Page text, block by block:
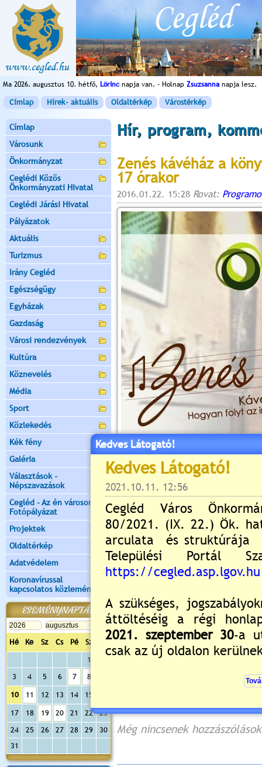
Ma 2026. augusztus 10. hétfő, Lörinc napja van. - Holnap Zsuzsannanapja lesz.
Címlap Hírek- aktuális Oldaltérkép Várostérkép
Címlap
Városunk
Önkormányzat
Ceglédi Közös
Önkormányzati Hivatal
Ceglédi Járási Hivatal
Pályázatok
Aktuális
Turizmus
Irány Cegléd
Egészségügy
Egyházak
Gazdaság
Városi rendezvények
Kultúra
Köznevelés
Média
Sport
Közlekedés
Kék fény
Galéria
Választások -
Népszavazások
Cegléd - Az én városom -
Fotópályázat
Projektek
Oldaltérkép
Adatvédelem
Koronavírussal
kapcsolatos közlemények
ESEMÉNYNAPTÁR
Hé Ke Sz Cs Pé Sz
Va
1
3
4 5 6 7 8
10 11 12 13 14 15
17 18 19 20 21 22
23
24
25 26 27 28 29
30
31
Hír, program,
Zenés kávéház a
17 órakor
2016.01.22. 15:28 Rovat:
Értékelés: 2.33/6
Még nincsenek hozzászólások
Kedves Látogató!